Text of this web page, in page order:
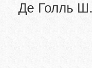
Де Голль Ш.